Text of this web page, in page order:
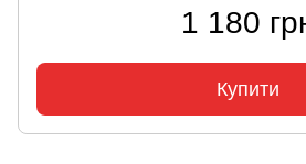
1 180
Купити